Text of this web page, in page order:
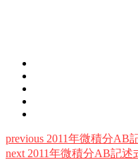
previous 2011年微積分AB
next 2011年微積分AB記述